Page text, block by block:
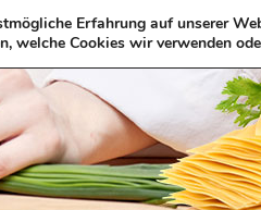
Erfahrung auf unserer
welche Cookies wir verwenden